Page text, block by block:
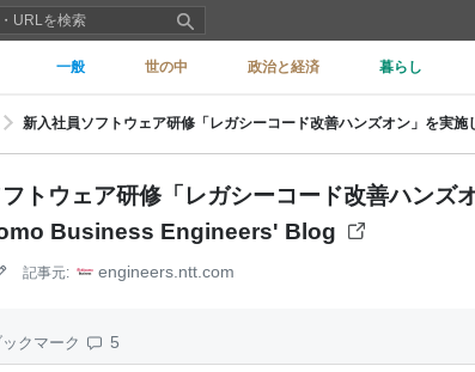
一般 世の中 政治と経済 暮らし
トウェア研修「レガシーコード改善ハンズ
Business Engineers' Blog
記事元: engineers.ntt.com
クマーク 5